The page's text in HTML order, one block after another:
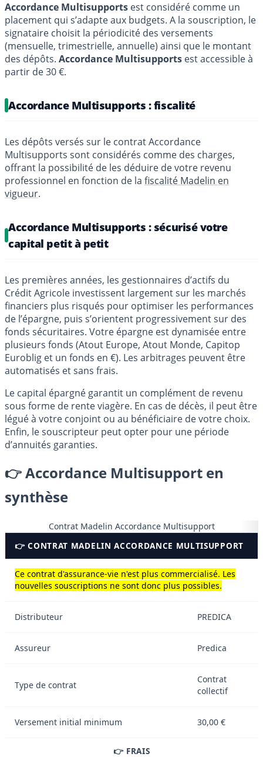
Accordance Multisupports est considéré comme un
placement qui s’adapte aux budgets. A la souscription, le
signataire choisit la périodicité des versements
(mensuelle, trimestrielle, annuelle) ainsi que le montant
des dépôts. Accordance Multisupports est accessible à
partir de 30 €.
Accordance Multisupports : fiscalité
Les dépôts versés sur le contrat Accordance
Multisupports sont considérés comme des charges,
offrant la possibilité de les déduire de votre revenu
professionnel en fonction de la fiscalité Madelin en
vigueur.
Accordance Multisupports : sécurisé votre
capital petit à petit
Les premières années, les gestionnaires d’actifs du
Crédit Agricole investissent largement sur les marchés
financiers plus risqués pour optimiser les performances
de l’épargne, puis s’orientent progressivement sur des
fonds sécuritaires. Votre épargne est dynamisée entre
plusieurs fonds (Atout Europe, Atout Monde, Capitop
Euroblig et un fonds en €). Les arbitrages peuvent être
automatisés et sans frais.
Le capital épargné garantit un complément de revenu
sous forme de rente viagère. En cas de décès, il peut être
légué à votre conjoint ou au bénéficiaire de votre choix.
Enfin, le souscripteur peut opter pour une période
d’annuités garanties.
👉 Accordance Multisupport en
synthèse
Contrat Madelin Accordance Multisupport
👉 CONTRAT MADELIN ACCORDANCE MULTISUPPORT
Ce contrat d'assurance-vie n'est plus commercialisé. Les
nouvelles souscriptions ne sont donc plus possibles.
Distributeur PREDICA
Assureur Predica
Type de contrat
Contrat
collectif
Versement initial minimum 30,00 €
👉 FRAIS